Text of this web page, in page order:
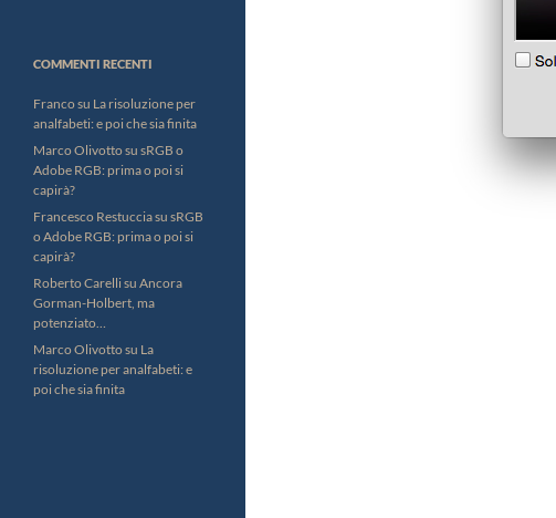
COMMENTI RECENTI
Francosu La risoluzione per
analfabeti: e poi che sia finita
Marco Olivottosu sRGB o
Adobe RGB: prima o poi si
capirà?
Francesco Restucciasu sRGB
o Adobe RGB: prima o poi si
capirà?
Roberto Carellisu Ancora
Gorman-Holbert, ma
potenziato…
Marco Olivottosu La
risoluzione per analfabeti: e
poi che sia finita